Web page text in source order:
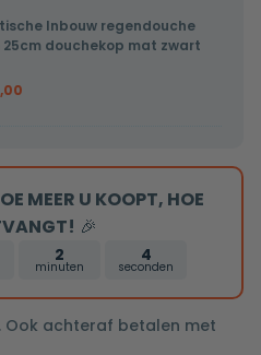
Inbouw regendouche
douchekop mat zwart
MEER U KOOPT, HOE
🎉
2
minuten
3
seconden
Ook achteraf betalen met